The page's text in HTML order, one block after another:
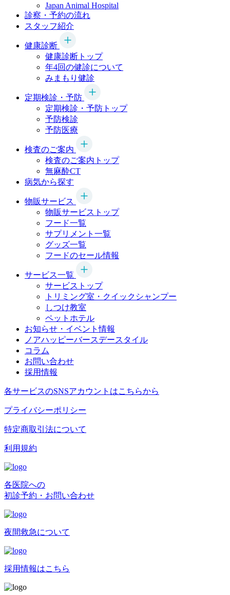
Japan Animal Hospital
診察・予約の流れ
スタッフ紹介
健康診断
健康診断トップ
年4回の健診について
みまもり健診
定期検診・予防
定期検診・予防トップ
予防検診
予防医療
検査のご案内
検査のご案内トップ
無麻酔CT
病気から探す
物販サービス
物販サービストップ
フード一覧
サプリメント一覧
グッズ一覧
フードのセール情報
サービス一覧
サービストップ
トリミング室・クイックシャンプー
しつけ教室
ペットホテル
お知らせ・イベント情報
ノアハッピーバースデースタイル
コラム
お問い合わせ
採用情報
各サービスのSNSアカウントはこちらから
プライバシーポリシー
特定商取引法について
利用規約
各医院への
初診予約・お問い合わせ
夜間救急について
採用情報はこちら